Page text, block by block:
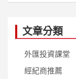
文章分類
外匯投資課堂
經紀商推薦